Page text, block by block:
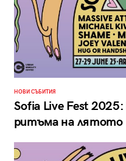
НОВИ СЪБИТИЯ
Sofia Live Fest
ритъма на лятото